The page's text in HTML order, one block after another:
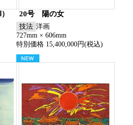
20号 陽の女
技法 洋画
727mm × 606mm
特別価格 15,400,000円(税込)